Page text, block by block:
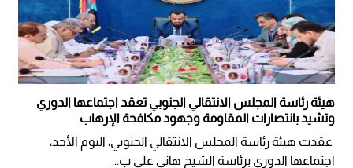
هيئة رئاسة المجلس الانتقالي الجنوبي تعقد اجتماعها الدوري
وتشيد بانتصارات المقاومة وجهود مكافحة الإرهاب
عقدت هيئة رئاسة المجلس الانتقالي الجنوبي، اليوم الأحد،
اجتماعها الدوري برئاسة الشيخ هاني علي ب...